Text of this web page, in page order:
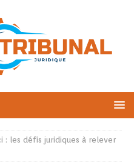
: les défis juridiques à relever